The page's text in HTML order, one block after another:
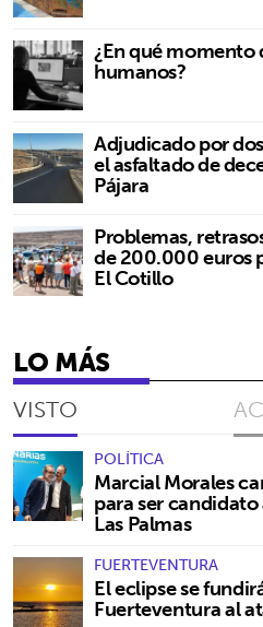
¿En qué momento
humanos?
Adjudicado por
el asfaltado de
Pájara
Problemas,
de 200.000 euros
El Cotillo
LO MÁS
VISTO
POLÍTICA
Marcial Morales
para ser
Las Palmas
FUERTEVENTURA
El eclipse se
Fuerteventura al